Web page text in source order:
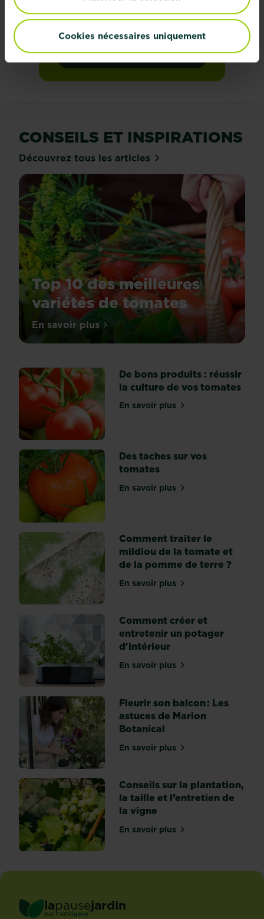
Cookies nécessaires uniquement
mesure directement dans
votre boîte mail
S'inscrire
CONSEILS ET INSPIRATIONS
Découvrez tous les articles
Top 10 des meilleures
variétés de tomates
Tomato'mania
est,
avec
l’arrivée
beaux
jours,
on
en
toutes
les
sauces.
ça
tombe
bien,
c’est
le
d’installer
vos
pieds
tomates
au
jardin
en
pleine
terre,
sur
le...
En savoir plussur Top 10 des meilleures variétés de
De bons produits : réussir
la culture de vos tomates
En savoir plussur De bons produits :
Des taches sur vos
tomates
En savoir plussur Des taches sur vos
Comment traiter le
mildiou de la tomate et
de la pomme de terre ?
En savoir plussur Comment traiter le
Comment créer et
entretenir un potager
d'intérieur
En savoir plussur Comment créer et
Fleurir son balcon : Les
astuces de Marion
Botanical
En savoir plussur Fleurir son balcon :
Conseils sur la plantation,
la taille et l’entretien de
la vigne
En savoir plussur Conseils sur la
lapausejardin
par Fertiligène ®